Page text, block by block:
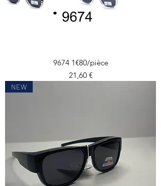
9674 1€80/pièce
Prix
21,60 €
NEW